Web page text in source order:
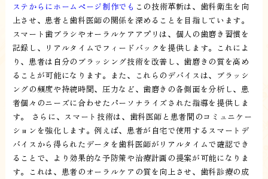
ステからにホームページ制作でも この技術革新は、歯科衛生を向
上させ、患者と歯科医師の関係を深めることを目指しています。
スマート歯ブラシやオーラルケアアプリは、個人の歯磨き習慣を
記録し、リアルタイムでフィードバックを提供します。これによ
り、患者は自分のブラッシング技術を改善し、歯磨きの質を高め
ることが可能になります。また、これらのデバイスは、ブラッシ
ングの頻度や持続時間、圧力など、歯磨きの各側面を分析し、患
者個々のニーズに合わせたパーソナライズされた指導を提供しま
す。 さらに、スマート技術は、歯科医師と患者間のコミュニケー
ションを強化します。例えば、患者が自宅で使用するスマートデ
バイスから得られたデータを歯科医師がリアルタイムで確認でき
ることで、より効果的な予防策や治療計画の提案が可能になりま
す。これは、患者のオーラルケアの質を向上させ、歯科診療の成